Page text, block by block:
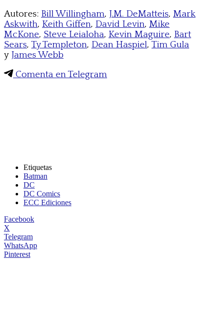
Autores: Bill Willingham, J.M. DeMatteis, Mark
Askwith, Keith Giffen, David Levin, Mike
McKone, Steve Leialoha, Kevin Maguire, Bart
Sears, Ty Templeton, Dean Haspiel, Tim Gula
y James Webb
Comenta en Telegram
Etiquetas
Batman
DC
DC Comics
ECC Ediciones
Facebook
X
Telegram
WhatsApp
Pinterest